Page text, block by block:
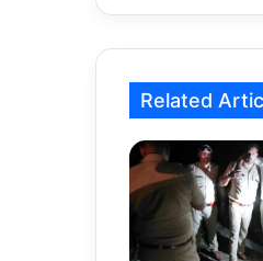
समेत
Related